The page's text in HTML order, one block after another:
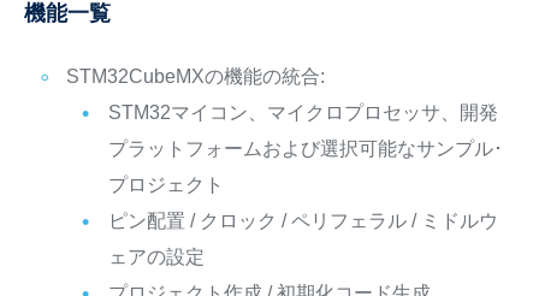
機能一覧
STM32CubeMXの機能の統合:
STM32マイコン、マイクロプロセッサ、開発
プラットフォームおよび選択可能なサンプル･
プロジェクト
ピン配置 / クロック / ペリフェラル / ミドルウ
ェアの設定